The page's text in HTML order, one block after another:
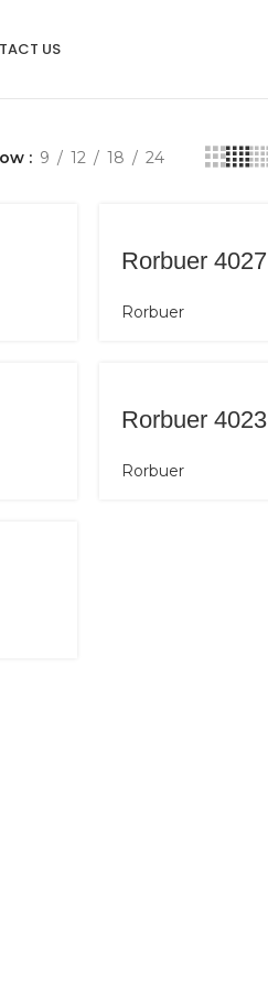
US
9 12 18 24
Rorbuer 4027
Rorbuer
Rorbuer 4023
Rorbuer